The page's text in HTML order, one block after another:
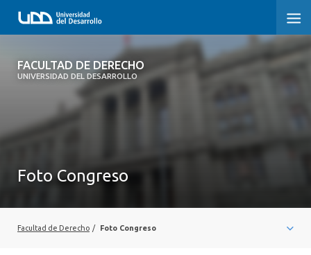
FACULTAD DE DERECHO
UNIVERSIDAD DEL DESARROLLO
FACULTAD DE DERECHO
SOBRE LA FACULTAD
Foto Congreso
Facultad de Derecho / Foto Congreso